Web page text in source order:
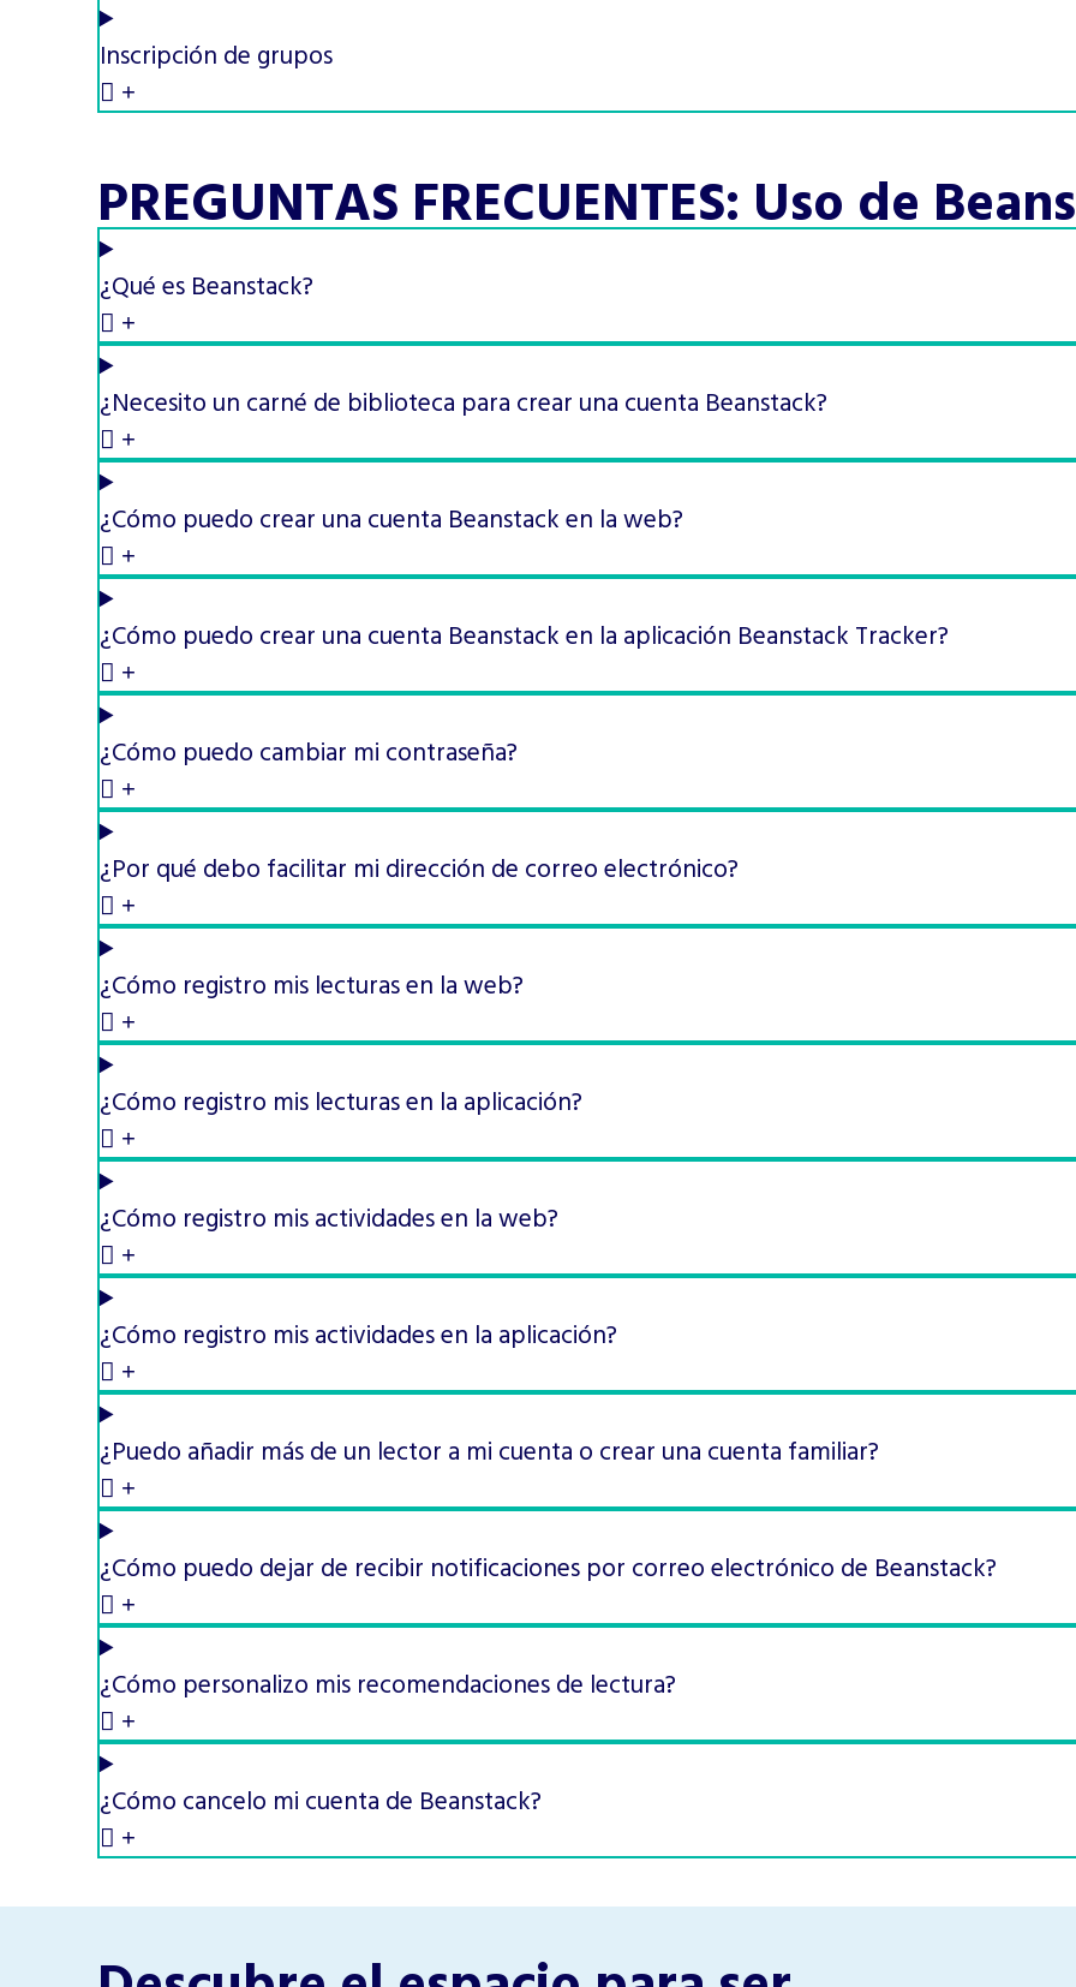
Inscripción de grupos
PREGUNTAS FRECUENTES: Uso de
¿Qué es Beanstack?
¿Necesito un carné de biblioteca para crear una cuenta Beanstack?
¿Cómo puedo crear una cuenta Beanstack en la web?
¿Cómo puedo crear una cuenta Beanstack en la aplicación Beanstack Tracker?
¿Cómo puedo cambiar mi contraseña?
¿Por qué debo facilitar mi dirección de correo electrónico?
¿Cómo registro mis lecturas en la web?
¿Cómo registro mis lecturas en la aplicación?
¿Cómo registro mis actividades en la web?
¿Cómo registro mis actividades en la aplicación?
¿Puedo añadir más de un lector a mi cuenta o crear una cuenta familiar?
¿Cómo puedo dejar de recibir notificaciones por correo electrónico de Beanstack?
¿Cómo personalizo mis recomendaciones de lectura?
¿Cómo cancelo mi cuenta de Beanstack?